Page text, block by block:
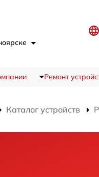
Ремонт
Каталог устройств